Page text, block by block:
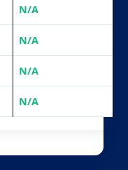
N/A
N/A
N/A
N/A